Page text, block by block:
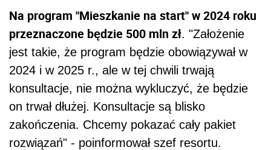
Na program "Mieszkanie na start" w 2024 roku
przeznaczone będzie 500 mln zł. "Założenie
jest takie, że program będzie obowiązywał w
2024 i w 2025 r., ale w tej chwili trwają
konsultacje, nie można wykluczyć, że będzie
on trwał dłużej. Konsultacje są blisko
zakończenia. Chcemy pokazać cały pakiet
rozwiązań" - poinformował szef resortu.